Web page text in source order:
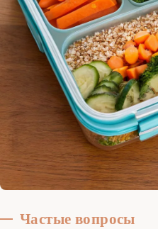
Частые вопросы